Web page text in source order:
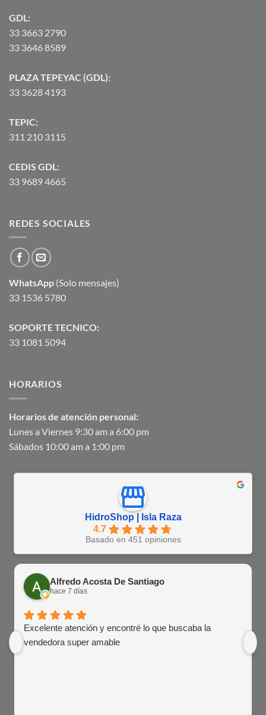
GDL:
33 3663 2790
33 3646 8589
PLAZA TEPEYAC (GDL):
33 3628 4193
TEPIC:
311 210 3115
CEDIS GDL:
33 9689 4665
REDES SOCIALES
WhatsApp (Solo mensajes)
33 1536 5780
SOPORTE TECNICO:
33 1081 5094
HORARIOS
Horarios de atención personal:
Lunes a Viernes 9:30 am a 6:00 pm
Sábados 10:00 am a 1:00 pm
HidroShop | Isla Raza
4.7
Basado en 451 opiniones
Alfredo Acosta De Santiago
hace 7 días
Excelente atención y encontré lo que buscaba la
vendedora super amable